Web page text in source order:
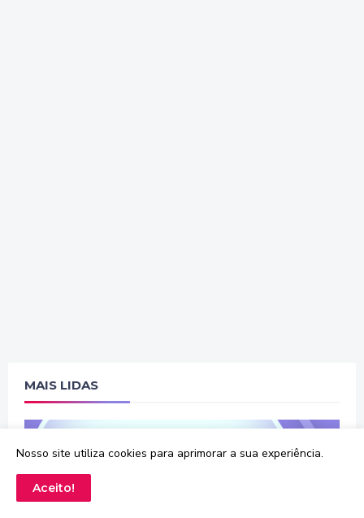
MAIS LIDAS
Nosso site utiliza cookies para aprimorar a sua experiência.
Aceito!